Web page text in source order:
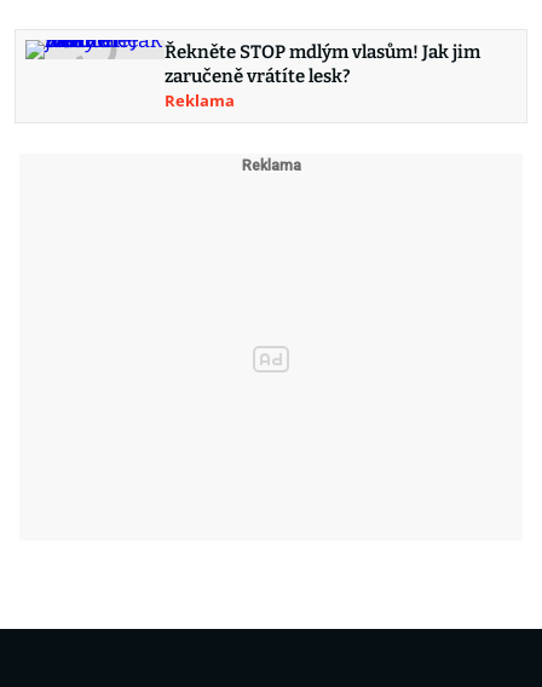
Řekněte STOP mdlým vlasům! Jak jim
zaručeně vrátíte lesk?
Reklama